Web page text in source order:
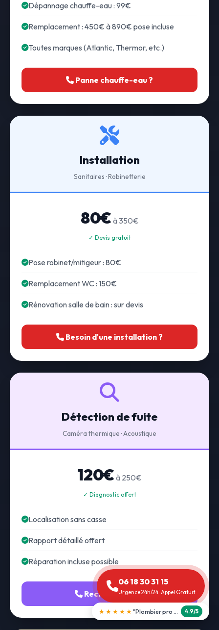
Dépannage chauffe-eau : 99€
Remplacement : 450€ à 890€ pose incluse
Toutes marques (Atlantic, Thermor, etc.)
Panne chauffe-eau ?
Installation
Sanitaires · Robinetterie
80€ à 350€
✓ Devis gratuit
Pose robinet/mitigeur : 80€
Remplacement WC : 150€
Rénovation salle de bain : sur devis
Besoin d'une installation ?
Détection de fuite
Caméra thermique · Acoustique
120€ à 250€
✓ Diagnostic offert
Localisation sans casse
Rapport détaillé offert
Réparation incluse possible
Recherche fuite
06 18 30 31 15
Urgence 24h/24 · Appel Gratuit
★★★★★ "Débouchage WC en 30 min" 5.0/5